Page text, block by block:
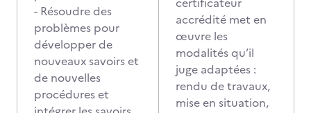
- Résoudre des
problèmes pour
développer de
nouveaux savoirs et
de nouvelles
procédures et
accrédité met en
œuvre les
modalités qu’il
juge adaptées :
rendu de travaux,
mise en situation,